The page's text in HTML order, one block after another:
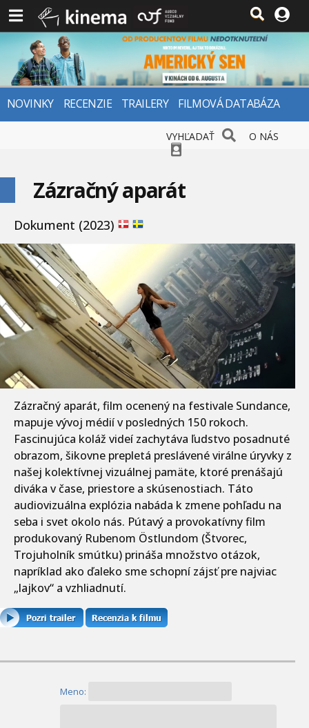
NOVINKY RECENZIE TRAILERY FILMOVÁ DATABÁZA
VYHĽADAŤ O NÁS
Zázračný aparát
Dokument (2023)
Zázračný aparát, film ocenený na festivale Sundance,
mapuje vývoj médií v posledných 150 rokoch.
Fascinujúca koláž videí zachytáva ľudstvo posadnuté
obrazom, šikovne prepletá preslávené virálne úryvky z
našej kolektívnej vizuálnej pamäte, ktoré prenášajú
diváka v čase, priestore a skúsenostiach. Táto
audiovizuálna explózia nabáda k zmene pohľadu na
seba i svet okolo nás. Pútavý a provokatívny film
produkovaný Rubenom Östlundom (Štvorec,
Trojuholník smútku) prináša množstvo otázok,
napríklad ako ďaleko sme schopní zájsť pre najviac
„lajkov“ a vzhliadnutí.
Meno: